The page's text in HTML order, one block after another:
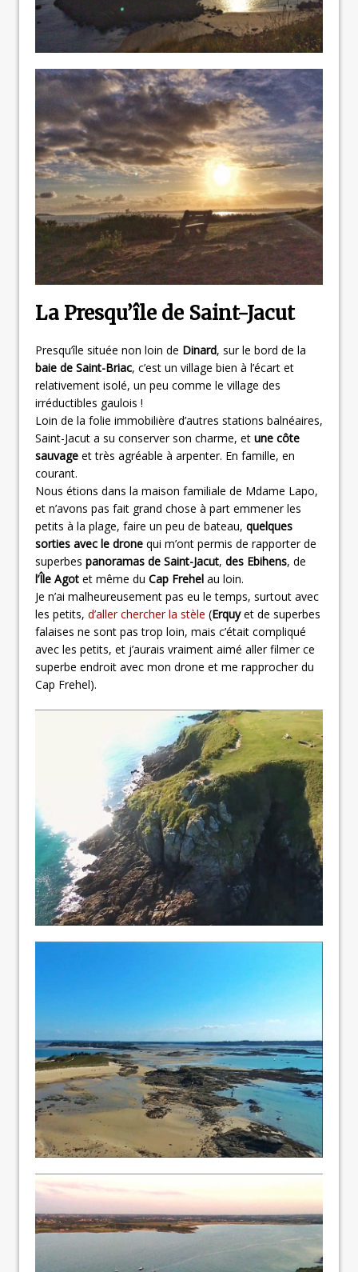
La Presqu’île de Saint-Jacut
Presqu’île située non loin de Dinard, sur le bord de la
baie de Saint-Briac, c’est un village bien à l’écart et
relativement isolé, un peu comme le village des
irréductibles gaulois !
Loin de la folie immobilière d’autres stations balnéaires,
Saint-Jacut a su conserver son charme, et une côte
sauvage et très agréable à arpenter. En famille, en
courant.
Nous étions dans la maison familiale de Mdame Lapo,
et n’avons pas fait grand chose à part emmener les
petits à la plage, faire un peu de bateau, quelques
sorties avec le drone qui m’ont permis de rapporter de
superbes panoramas de Saint-Jacut, des Ebihens, de
l’Île Agot et même du Cap Frehel au loin.
Je n’ai malheureusement pas eu le temps, surtout avec
les petits, d’aller chercher la stèle (Erquyet de superbes
falaises ne sont pas trop loin, mais c’était compliqué
avec les petits, et j’aurais vraiment aimé aller filmer ce
superbe endroit avec mon drone et me rapprocher du
Cap Frehel).